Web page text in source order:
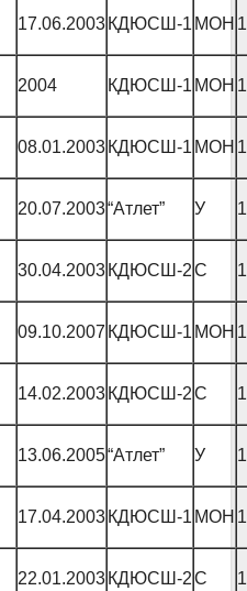
17.06.2003 КДЮСШ-1 МОН
2004 КДЮСШ-1 МОН
08.01.2003 КДЮСШ-1 МОН
20.07.2003“Атлет” У
30.04.2003 КДЮСШ-2С
09.10.2007 КДЮСШ-1 МОН
14.02.2003 КДЮСШ-2С
13.06.2005“Атлет” У
17.04.2003 КДЮСШ-1 МОН
22.01.2003 КДЮСШ-2С